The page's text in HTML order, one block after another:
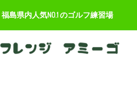
福島県内人気NO.1 のゴルフ練習場